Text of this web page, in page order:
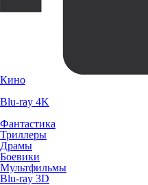
Кино
Blu-ray 4K
Фантастика
Триллеры
Драмы
Боевики
Мультфильмы
Blu-ray 3D